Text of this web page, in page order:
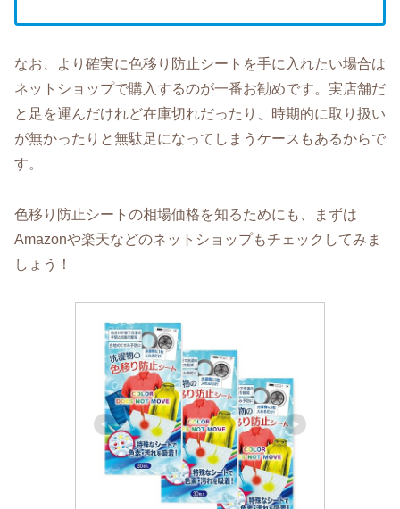
なお、より確実に色移り防止シートを手に入れたい場合は
ネットショップで購入するのが一番お勧めです。実店舗だ
と足を運んだけれど在庫切れだったり、時期的に取り扱い
が無かったりと無駄足になってしまうケースもあるからで
す。
色移り防止シートの相場価格を知るためにも、まずは
Amazonや楽天などのネットショップもチェックしてみま
しょう！